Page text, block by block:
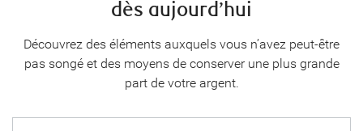
dès aujourd’hui
Découvrez des éléments auxquels vous n’avez peut-être
pas songé et des moyens de conserver une plus grande
part de votre argent.